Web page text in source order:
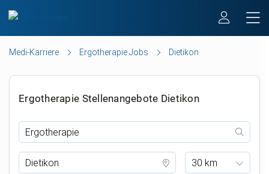
Medi-Karriere Ergotherapie Jobs Dietikon
Ergotherapie Stellenangebote Dietikon
30 km